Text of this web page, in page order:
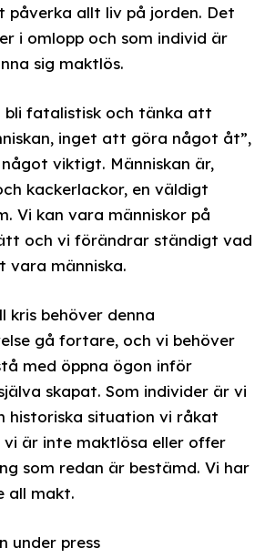
påverka allt liv på jorden. Det
i omlopp och som individ är
sig maktlös.
fatalistisk och tänka att
inget att göra något åt”,
viktigt. Människan är,
kackerlackor, en väldigt
Vi kan vara människor på
och vi förändrar ständigt vad
vara människa.
kris behöver denna
gå fortare, och vi behöver
med öppna ögon inför
skapat. Som individer är vi
historiska situation vi råkat
vi är inte maktlösa eller offer
som redan är bestämd. Vi har
all makt.
under press